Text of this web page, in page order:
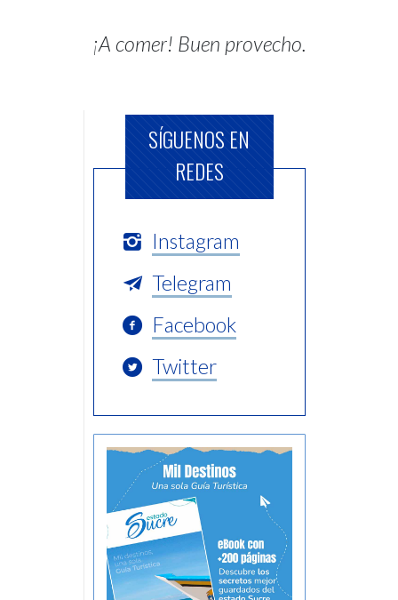
¡A comer! Buen provecho.
SÍGUENOS EN
REDES
Instagram
Telegram
Facebook
Twitter